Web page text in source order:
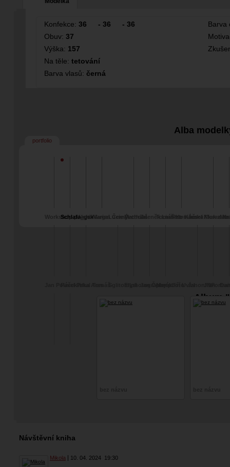
Konfekce: 36 - 36 - 36
Obuv: 37
Výška: 157
Na těle: tetování
Barva vlasů: černá
Alba
portfolio
Workshop polsko
Schlafa_gsk
Kamil VargaMarian Černý
Album
Návštěvní kniha
Mikola 10. 04. 2024 19:30